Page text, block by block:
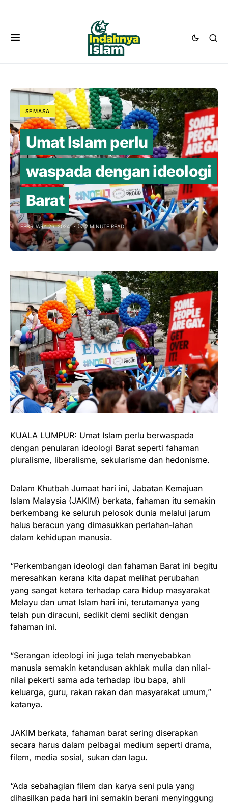
SEMASA
Umat Islam perlu
waspada dengan ideologi
Barat
FEBRUARY 26, 2024 2 MINUTE READ
KUALA LUMPUR: Umat Islam perlu berwaspada
dengan penularan ideologi Barat seperti fahaman
pluralisme, liberalisme, sekularisme dan hedonisme.
Dalam Khutbah Jumaat hari ini, Jabatan Kemajuan
Islam Malaysia (JAKIM) berkata, fahaman itu semakin
berkembang ke seluruh pelosok dunia melalui jarum
halus beracun yang dimasukkan perlahan-lahan
dalam kehidupan manusia.
“Perkembangan ideologi dan fahaman Barat ini begitu
meresahkan kerana kita dapat melihat perubahan
yang sangat ketara terhadap cara hidup masyarakat
Melayu dan umat Islam hari ini, terutamanya yang
telah pun diracuni, sedikit demi sedikit dengan
fahaman ini.
“Serangan ideologi ini juga telah menyebabkan
manusia semakin ketandusan akhlak mulia dan nilai-
nilai pekerti sama ada terhadap ibu bapa, ahli
keluarga, guru, rakan rakan dan masyarakat umum,”
katanya.
JAKIM berkata, fahaman barat sering diserapkan
secara harus dalam pelbagai medium seperti drama,
filem, media sosial, sukan dan lagu.
“Ada sebahagian filem dan karya seni pula yang
dihasilkan pada hari ini semakin berani menyinggung